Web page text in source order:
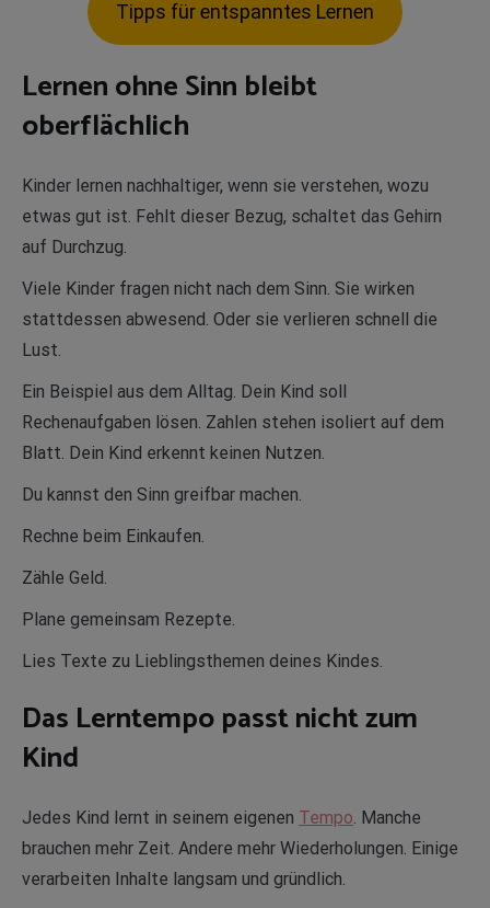
Tipps für entspanntes Lernen
Lernen ohne Sinn bleibt
oberflächlich
Kinder lernen nachhaltiger, wenn sie verstehen, wozu
etwas gut ist. Fehlt dieser Bezug, schaltet das Gehirn
auf Durchzug.
Viele Kinder fragen nicht nach dem Sinn. Sie wirken
stattdessen abwesend. Oder sie verlieren schnell die
Lust.
Ein Beispiel aus dem Alltag. Dein Kind soll
Rechenaufgaben lösen. Zahlen stehen isoliert auf dem
Blatt. Dein Kind erkennt keinen Nutzen.
Du kannst den Sinn greifbar machen.
Rechne beim Einkaufen.
Zähle Geld.
Plane gemeinsam Rezepte.
Lies Texte zu Lieblingsthemen deines Kindes.
Das Lerntempo passt nicht zum
Kind
Jedes Kind lernt in seinem eigenen Tempo. Manche
brauchen mehr Zeit. Andere mehr Wiederholungen. Einige
verarbeiten Inhalte langsam und gründlich.